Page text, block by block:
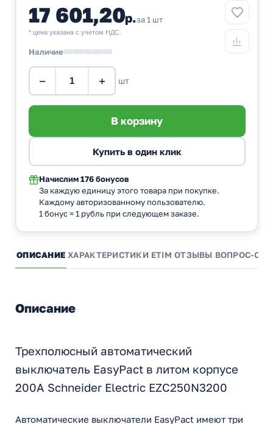
17 601,20р.за 1 шт
* цена указана с учетом НДС.
Наличие
− + шт
Начислим 176 бонусов
За каждую единицу этого товара при покупке.
Каждому авторизованному пользователю.
1 бонус = 1 рубль при следующем заказе.
ОПИСАНИЕ ХАРАКТЕРИСТИКИ ETIM ОТЗЫВЫ ВОПРОС-
Описание
Трехполюсный автоматический
выключатель EasyPact в литом корпусе
200А Schneider Electric EZC250N3200
Автоматические выключатели EasyPact имеют три